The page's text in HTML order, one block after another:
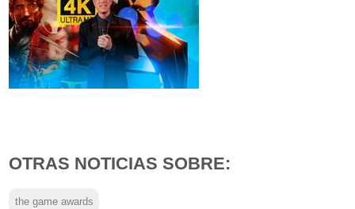
OTRAS NOTICIAS SOBRE:
the game awards